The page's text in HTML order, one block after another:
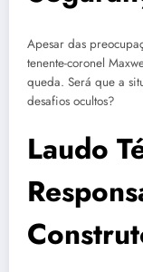
Apesar das
tenente-coronel
queda. Será que a
desafios ocultos?
Laudo